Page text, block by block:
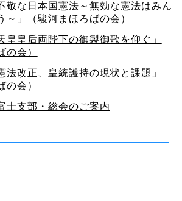
敬な日本国憲法～無効な憲法はみん
～」（駿河まほろばの会）
皇皇后両陛下の御製御歌を仰ぐ」
の会）
法改正、皇統護持の現状と課題」
の会）
士支部・総会のご案内